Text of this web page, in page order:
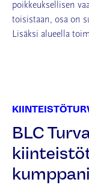
poikkeuksellisen
toisistaan, osa on
Lisäksi alueella
BLC